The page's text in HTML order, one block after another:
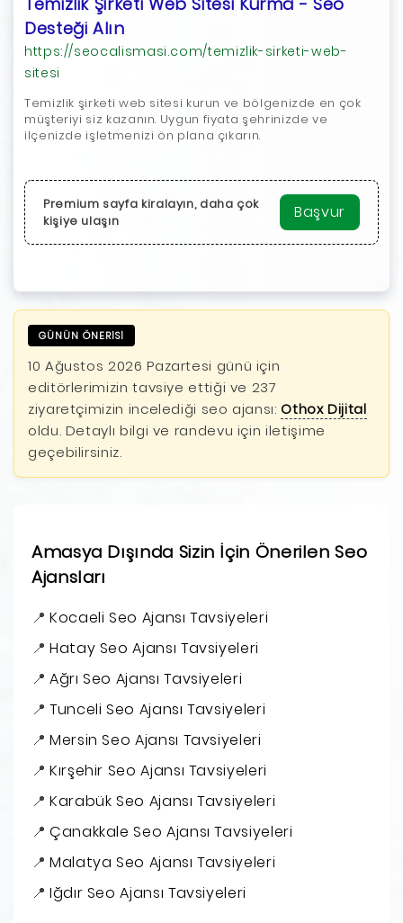
Desteği Alın
https://seocalismasi.com/temizlik-sirketi-web-
sitesi
Temizlik şirketi web sitesi kurun ve bölgenizde en çok
müşteriyi siz kazanın. Uygun fiyata şehrinizde ve
ilçenizde işletmenizi ön plana çıkarın.
Premium sayfa kiralayın, daha çok
kişiye ulaşın
Başvur
GÜNÜN ÖNERİSİ
10 Ağustos 2026 Pazartesi günü için
editörlerimizin tavsiye ettiği ve 237
ziyaretçimizin incelediği seo ajansı: Othox Dijital
oldu. Detaylı bilgi ve randevu için iletişime
geçebilirsiniz.
Amasya Dışında Sizin İçin Önerilen Seo
Ajansları
Kocaeli Seo Ajansı Tavsiyeleri
Hatay Seo Ajansı Tavsiyeleri
Ağrı Seo Ajansı Tavsiyeleri
Tunceli Seo Ajansı Tavsiyeleri
Mersin Seo Ajansı Tavsiyeleri
Kırşehir Seo Ajansı Tavsiyeleri
Karabük Seo Ajansı Tavsiyeleri
Çanakkale Seo Ajansı Tavsiyeleri
Malatya Seo Ajansı Tavsiyeleri
Iğdır Seo Ajansı Tavsiyeleri